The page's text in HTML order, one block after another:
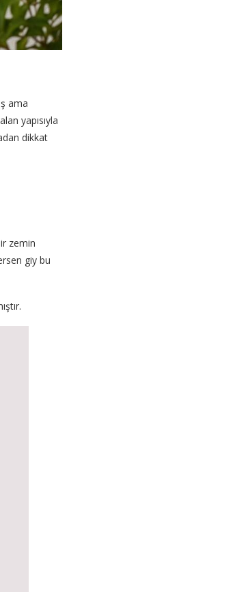
ama
yapısıyla
dikkat
zemin
giy bu